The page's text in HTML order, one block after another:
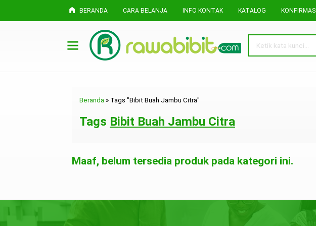
BERANDA CARA BELANJA INFO KONTAK KATALOG KONFIRMASI
Beranda » Tags "Bibit Buah Jambu Citra"
Tags Bibit Buah Jambu Citra
Maaf, belum tersedia produk pada kategori ini.